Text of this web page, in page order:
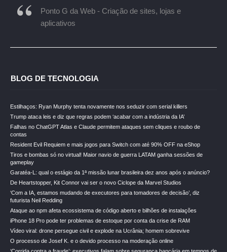
Ponto G da Web - Criação de sites, lojas e
aplicativos
BLOG DE TECNOLOGIA
Estilhaços: Ryan Murphy tenta novamente nos seduzir com serial killers
Trump ataca leis e diz que regras podem ‘acabar com a indústria da IA’
Falhas no ChatGPT Atlas e Claude permitem ataques sem cliques e roubo de
contas
Resident Evil Requiem e mais jogos para Switch com até 90% OFF na eShop
Tiros e bombas só no virtual! Maior navio de guerra LATAM ganha sessões de
gameplay
Garatéa-L: qual o estágio da 1ª missão lunar brasileira dez anos após o anúncio?
De Heartstopper, Kit Connor vai ser o novo Ciclope da Marvel Studios
‘Com a IA, estamos mudando de executores para tomadores de decisão’, diz
futurista Neil Redding
Ataque ao npm afeta ecossistema de código aberto e bilhões de instalações
iPhone 18 Pro pode ter problemas de estoque por conta da crise de RAM
Vídeo viral: drone persegue civil e explode na Ucrânia; homem sobrevive
O processo de Josef K. e o devido processo na moderação online